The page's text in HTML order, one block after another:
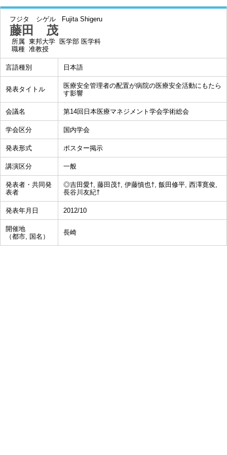
フジタ シゲル Fujita Shigeru
藤田 茂
所属 東邦大学 医学部 医学科
職種 准教授
言語種別 日本語
発表タイトル
医療安全管理者の配置が病院の医療安全活動にもたら
す影響
会議名 第14回日本医療マネジメント学会学術総会
学会区分 国内学会
発表形式 ポスター掲示
講演区分 一般
発表者・共同発
表者
◎吉田愛†, 藤田茂†, 伊藤慎也†, 飯田修平, 西澤寛俊,
長谷川友紀†
発表年月日 2012/10
開催地
（都市, 国名）
長崎